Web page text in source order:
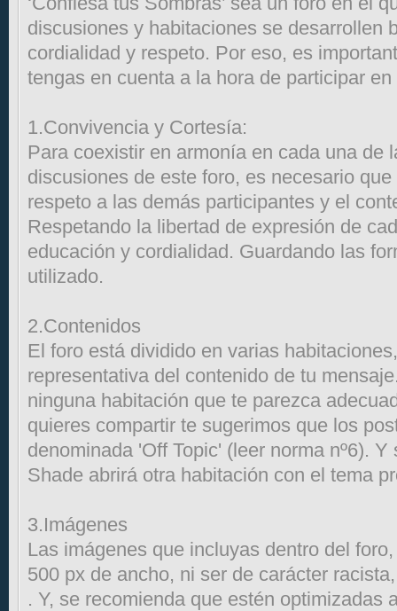
discusiones y habitaciones se desarrollen
cordialidad y respeto. Por eso, es
tengas en cuenta a la hora de participar en
1.Convivencia y Cortesía:
Para coexistir en armonía en cada una de
discusiones de este foro, es necesario
respeto a las demás participantes y el
Respetando la libertad de expresión de
educación y cordialidad. Guardando las
utilizado.
2.Contenidos
El foro está dividido en varias
representativa del contenido de tu
ninguna habitación que te parezca
quieres compartir te sugerimos que los
denominada 'Off Topic' (leer norma nº6).
Shade abrirá otra habitación con el tema
3.Imágenes
Las imágenes que incluyas dentro del
500 px de ancho, ni ser de carácter
. Y, se recomienda que estén optimizadas